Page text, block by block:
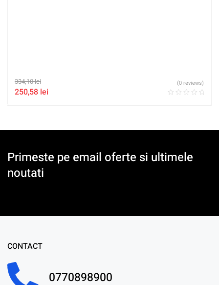
334,10lei
250,58 lei
(0 reviews)
Primeste pe email oferte si ultimele
noutati
CONTACT
0770898900